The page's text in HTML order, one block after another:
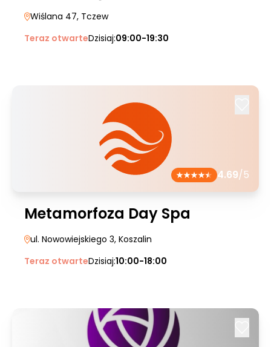
Wiślana 47, Tczew
Teraz otwarteDzisiaj:09:00-19:30
4.69/5
Metamorfoza Day Spa
ul. Nowowiejskiego 3, Koszalin
Teraz otwarteDzisiaj:10:00-18:00